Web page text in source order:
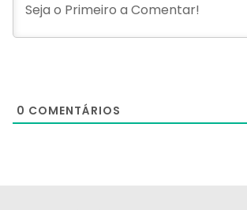
0 COMENTÁRIOS